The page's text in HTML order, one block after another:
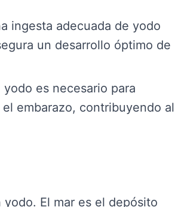
ingesta adecuada de yodo
un desarrollo óptimo de
es necesario para
embarazo, contribuyendo al
El mar es el depósito